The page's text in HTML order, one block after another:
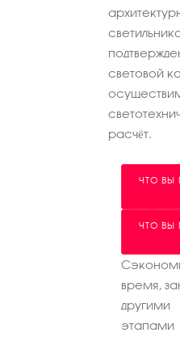
световой
расчёт.
ЧТО ВЫ
ЧТО ВЫ
время,
другими
этапами